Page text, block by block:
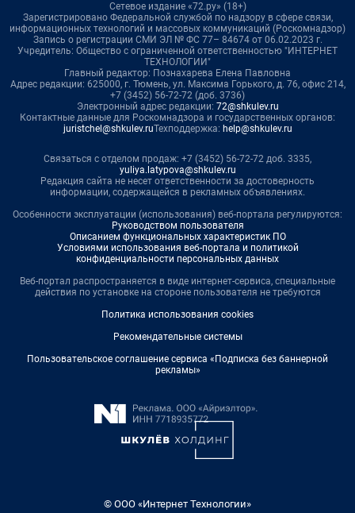
Сетевое издание «72.ру» (18+)
Зарегистрировано Федеральной службой по надзору в сфере связи,
информационных технологий и массовых коммуникаций (Роскомнадзор)
Запись о регистрации СМИ ЭЛ № ФС 77– 84674 от 06.02.2023 г.
Учредитель: Общество с ограниченной ответственностью "ИНТЕРНЕТ
ТЕХНОЛОГИИ"
Главный редактор: Познахарева Елена Павловна
Адрес редакции: 625000, г. Тюмень, ул. Максима Горького, д. 76, офис 214,
+7 (3452) 56-72-72 (доб. 3736)
Электронный адрес редакции: 72@shkulev.ru
Контактные данные для Роскомнадзора и государственных органов:
juristchel@shkulev.ruТехподдержка: help@shkulev.ru
Связаться с отделом продаж: +7 (3452) 56-72-72 доб. 3335,
yuliya.latypova@shkulev.ru
Редакция сайта не несет ответственности за достоверность
информации, содержащейся в рекламных объявлениях.
Особенности эксплуатации (использования) веб-портала регулируются:
Руководством пользователя
Описанием функциональных характеристик ПО
Условиями использования веб-портала и политикой
конфиденциальности персональных данных
Веб-портал распространяется в виде интернет-сервиса, специальные
действия по установке на стороне пользователя не требуются
Политика использования cookies
Рекомендательные системы
Пользовательское соглашение сервиса «Подписка без баннерной
рекламы»
© ООО «Интернет Технологии»